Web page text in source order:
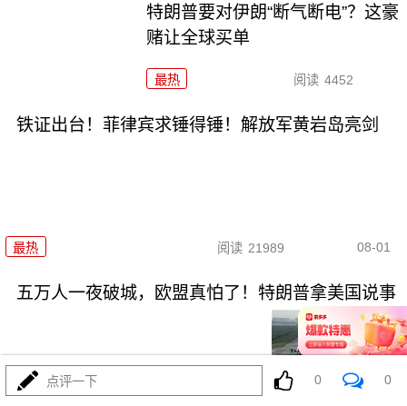
特朗普要对伊朗“断气断电”？这豪
赌让全球买单
最热 阅读 4452
铁证出台！菲律宾求锤得锤！解放军黄岩岛亮剑
最热 阅读 21989 08-01
五万人一夜破城，欧盟真怕了！特朗普拿美国说事
点评一下 0 0